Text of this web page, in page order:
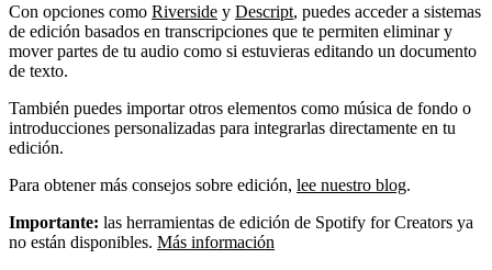
Con opciones como Riverside y Descript, puedes acceder a sistemas
de edición basados en transcripciones que te permiten eliminar y
mover partes de tu audio como si estuvieras editando un documento
de texto.
También puedes importar otros elementos como música de fondo o
introducciones personalizadas para integrarlas directamente en tu
edición.
Para obtener más consejos sobre edición, lee nuestro blog.
Importante: las herramientas de edición de Spotify for Creators ya
no están disponibles. Más información